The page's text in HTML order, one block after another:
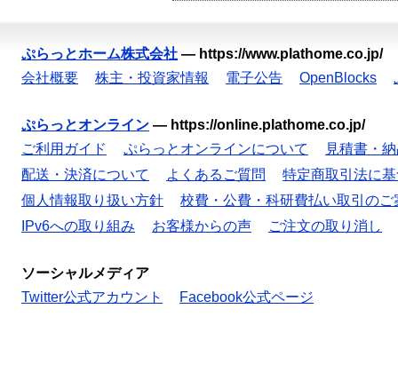
ぷらっとホーム株式会社 — https://www.plathome.co.jp/
会社概要
株主・投資家情報 電子公告 OpenBlocks
ぷらっとオンライン — https://online.plathome.co.jp/
ご利用ガイド
ぷらっとオンラインについて
見積書・
配送・決済について
よくあるご質問
特定商取引法に
個人情報取り扱い方針
校費・公費・科研費払い取引のご
IPv6への取り組み
お客様からの声 ご注文の取り消し
ソーシャルメディア
Twitter公式アカウント
Facebook公式ページ